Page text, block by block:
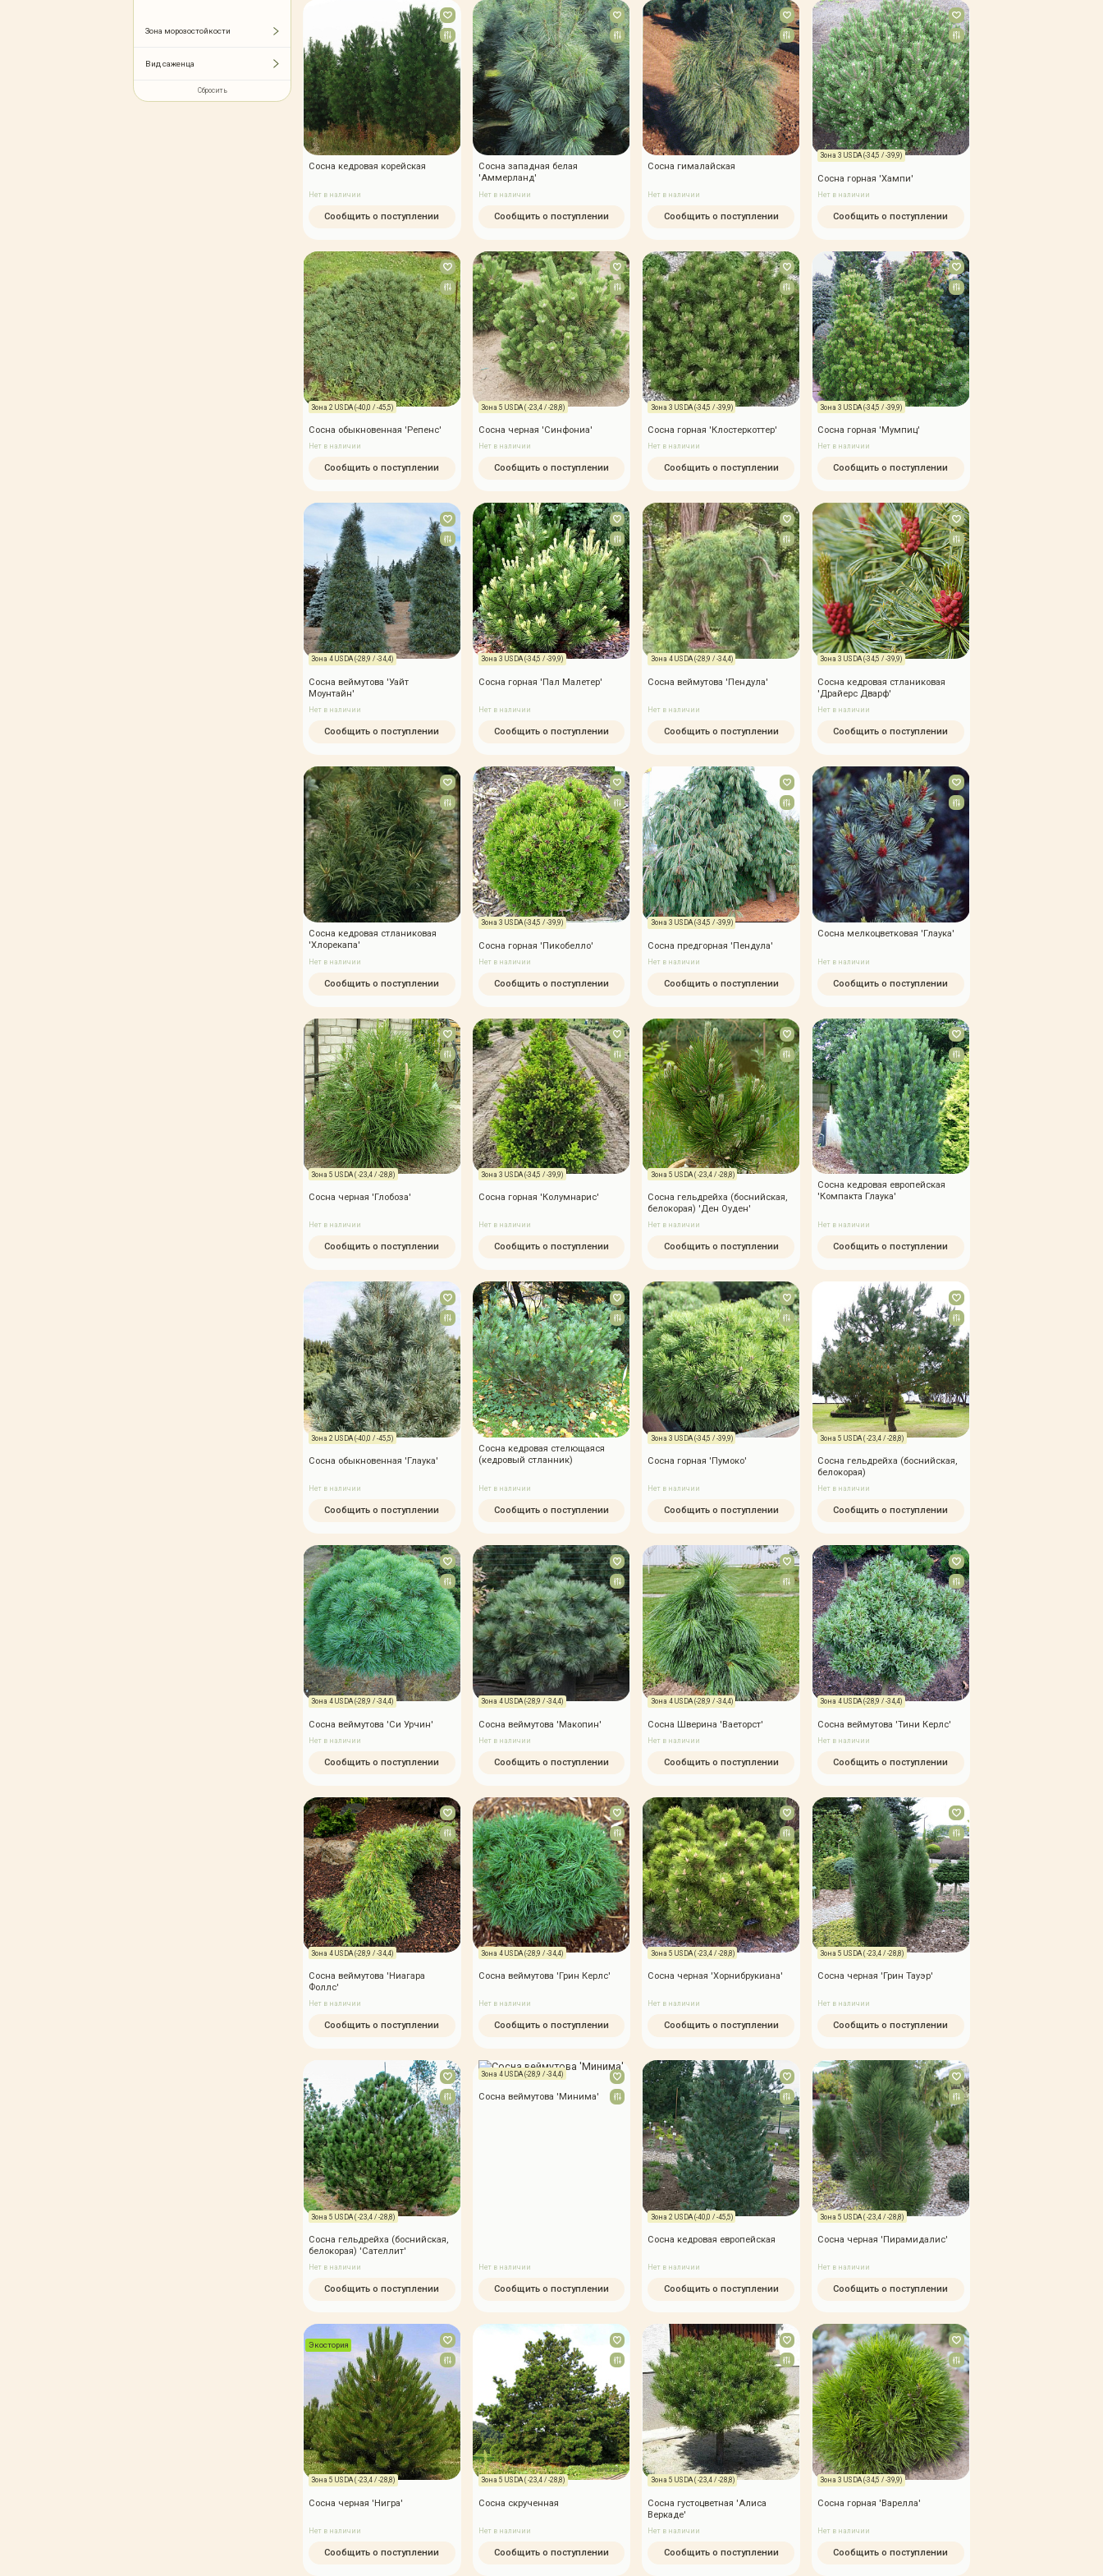
Консультации специалистов
Полезная литература
Системы скидок, программы
Зона морозостойкости
Вид саженца
Сбросить
Сосна кедровая корейская
Нет в наличии
Сообщить о поступлении
Сосна западная белая
'Аммерланд'
Нет в наличии
Сообщить о поступлении
Сосна гималайская
Нет в наличии
Сообщить о поступлении
Зона 3 USDA (-34,5 / -39,9)
Сосна горная 'Хампи'
Нет в наличии
Сообщить о поступлении
Зона 2 USDA (-40,0 / -45,5)
Сосна обыкновенная 'Репенс'
Нет в наличии
Сообщить о поступлении
Зона 5 USDA ( -23,4 / -28,8)
Сосна черная 'Синфониа'
Нет в наличии
Сообщить о поступлении
Зона 3 USDA (-34,5 / -39,9)
Сосна горная 'Клостеркоттер'
Нет в наличии
Сообщить о поступлении
Зона 3 USDA (-34,5 / -39,9)
Сосна горная 'Мумпиц'
Нет в наличии
Сообщить о поступлении
Зона 4 USDA (-28,9 / -34,4)
Сосна веймутова 'Уайт
Моунтайн'
Нет в наличии
Сообщить о поступлении
Зона 3 USDA (-34,5 / -39,9)
Сосна горная 'Пал Малетер'
Нет в наличии
Сообщить о поступлении
Зона 4 USDA (-28,9 / -34,4)
Сосна веймутова 'Пендула'
Нет в наличии
Сообщить о поступлении
Зона 3 USDA (-34,5 / -39,9)
Сосна кедровая стланиковая
'Драйерс Дварф'
Нет в наличии
Сообщить о поступлении
Сосна кедровая стланиковая
'Хлорекапа'
Нет в наличии
Сообщить о поступлении
Зона 3 USDA (-34,5 / -39,9)
Сосна горная 'Пикобелло'
Нет в наличии
Сообщить о поступлении
Зона 3 USDA (-34,5 / -39,9)
Сосна предгорная 'Пендула'
Нет в наличии
Сообщить о поступлении
Сосна мелкоцветковая 'Глаука'
Нет в наличии
Сообщить о поступлении
Зона 5 USDA ( -23,4 / -28,8)
Сосна черная 'Глобоза'
Нет в наличии
Сообщить о поступлении
Зона 3 USDA (-34,5 / -39,9)
Сосна горная 'Колумнарис'
Нет в наличии
Сообщить о поступлении
Зона 5 USDA ( -23,4 / -28,8)
Сосна гельдрейха (боснийская,
белокорая) 'Ден Оуден'
Нет в наличии
Сообщить о поступлении
Сосна кедровая европейская
'Компакта Глаука'
Нет в наличии
Сообщить о поступлении
Зона 2 USDA (-40,0 / -45,5)
Сосна обыкновенная 'Глаука'
Нет в наличии
Сообщить о поступлении
Сосна кедровая стелющаяся
(кедровый стланник)
Нет в наличии
Сообщить о поступлении
Зона 3 USDA (-34,5 / -39,9)
Сосна горная 'Пумоко'
Нет в наличии
Сообщить о поступлении
Зона 5 USDA ( -23,4 / -28,8)
Сосна гельдрейха (боснийская,
белокорая)
Нет в наличии
Сообщить о поступлении
Зона 4 USDA (-28,9 / -34,4)
Сосна веймутова 'Си Урчин'
Нет в наличии
Сообщить о поступлении
Зона 4 USDA (-28,9 / -34,4)
Сосна веймутова 'Макопин'
Нет в наличии
Сообщить о поступлении
Зона 4 USDA (-28,9 / -34,4)
Сосна Шверина 'Ваеторст'
Нет в наличии
Сообщить о поступлении
Зона 4 USDA (-28,9 / -34,4)
Сосна веймутова 'Тини Керлс'
Нет в наличии
Сообщить о поступлении
Зона 4 USDA (-28,9 / -34,4)
Сосна веймутова 'Ниагара
Фоллс'
Нет в наличии
Сообщить о поступлении
Зона 4 USDA (-28,9 / -34,4)
Сосна веймутова 'Грин Керлс'
Нет в наличии
Сообщить о поступлении
Зона 5 USDA ( -23,4 / -28,8)
Сосна черная 'Хорнибрукиана'
Нет в наличии
Сообщить о поступлении
Зона 5 USDA ( -23,4 / -28,8)
Сосна черная 'Грин Тауэр'
Нет в наличии
Сообщить о поступлении
Зона 5 USDA ( -23,4 / -28,8)
Сосна гельдрейха (боснийская,
белокорая) 'Сателлит'
Нет в наличии
Сообщить о поступлении
Зона 4 USDA (-28,9 / -34,4)
Сосна веймутова 'Минима'
Нет в наличии
Сообщить о поступлении
Зона 2 USDA (-40,0 / -45,5)
Сосна кедровая европейская
Нет в наличии
Сообщить о поступлении
Зона 5 USDA ( -23,4 / -28,8)
Сосна черная 'Пирамидалис'
Нет в наличии
Сообщить о поступлении
Экостория
Зона 5 USDA ( -23,4 / -28,8)
Сосна черная 'Нигра'
Нет в наличии
Сообщить о поступлении
Зона 5 USDA ( -23,4 / -28,8)
Сосна скрученная
Нет в наличии
Сообщить о поступлении
Зона 5 USDA ( -23,4 / -28,8)
Сосна густоцветная 'Алиса
Веркаде'
Нет в наличии
Сообщить о поступлении
Зона 3 USDA (-34,5 / -39,9)
Сосна горная 'Варелла'
Нет в наличии
Сообщить о поступлении